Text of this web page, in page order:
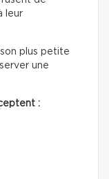
leur
plus petite
une
: